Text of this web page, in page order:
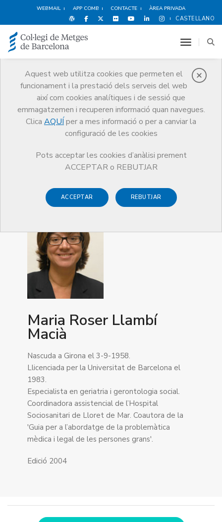
WEBMAIL APP COMB CONTACTE ÀREA PRIVADA
CASTELLANO
Aquest web utilitza cookies que permeten el
funcionament i la prestació dels serveis del web
així com cookies analítiques i de sessió que
emmagatzemen i recuperen informació quan navegues.
Clica AQUÍ per a mes informació o per a canviar la
configuració de les cookies
Pots acceptar les cookies d’anàlisi prement
ACCEPTAR o REBUTJAR
ACCEPTAR REBUTJAR
toggle
Premis
Premis Guardonat Edició 2004
Guardonat Edició 2004
Maria Roser Llambí
Macià
Nascuda a Girona el 3-9-1958.
Llicenciada per la Universitat de Barcelona el
1983.
Especialista en geriatria i gerontologia social.
Coordinadora assistencial de l’Hospital
Sociosanitari de Lloret de Mar. Coautora de la
'Guia per a l’abordatge de la problemàtica
mèdica i legal de les persones grans'.
Edició 2004